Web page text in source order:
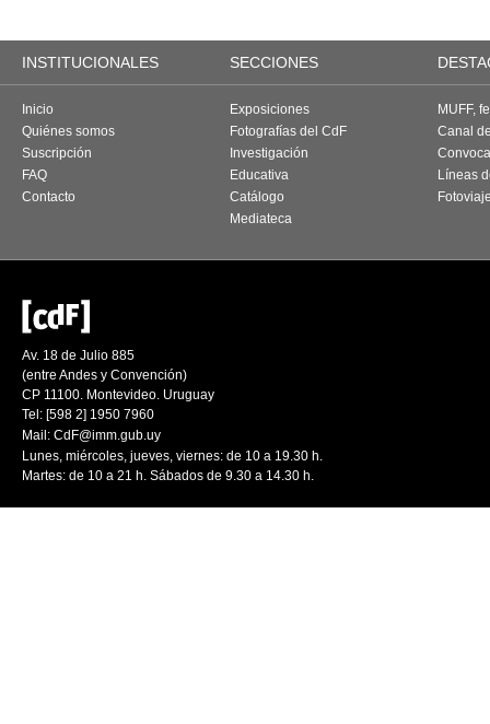
INSTITUCIONALES SECCIONES
Inicio
Quiénes somos
Suscripción
FAQ
Contacto
Exposiciones
Fotografías del CdF
Investigación
Educativa
Catálogo
Mediateca
MUFF,
Canal
Líneas
Av. 18 de Julio 885
(entre Andes y Convención)
CP 11100. Montevideo. Uruguay
Tel: [598 2] 1950 7960
Mail: CdF@imm.gub.uy
Lunes, miércoles, jueves, viernes: de 10 a 19.30 h.
Martes: de 10 a 21 h. Sábados de 9.30 a 14.30 h.